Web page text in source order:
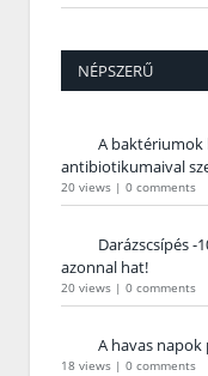
NÉPSZERŰ
A baktériumok
antibiotikumaival
20 views | 0 comments
Darázscsípés -
azonnal hat!
20 views | 0 comments
A havas napok
18 views | 0 comments